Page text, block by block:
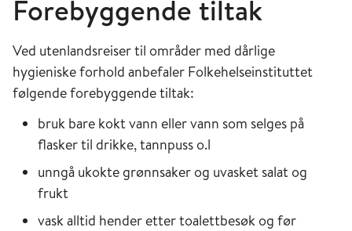
Forebyggende tiltak
Ved utenlandsreiser til områder med dårlige
hygieniske forhold anbefaler Folkehelseinstituttet
følgende forebyggende tiltak:
bruk bare kokt vann eller vann som selges på
flasker til drikke, tannpuss o.l
unngå ukokte grønnsaker og uvasket salat og
frukt
vask alltid hender etter toalettbesøk og før